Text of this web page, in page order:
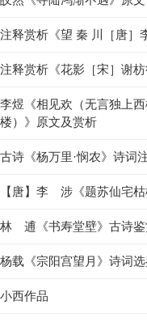
注释赏析《望 秦 川［唐］
注释赏析《花影［宋］谢
李煜《相见欢（无言独上
楼）》原文及赏析
古诗《杨万里·悯农》诗词
【唐】李 涉《题苏仙宅
林 逋《书寿堂壁》古诗鉴
杨载《宗阳宫望月》诗词
小西作品